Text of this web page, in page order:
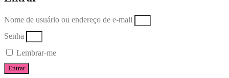
Nome de usuário ou endereço de e-mail
Senha
Lembrar-me
Entrar